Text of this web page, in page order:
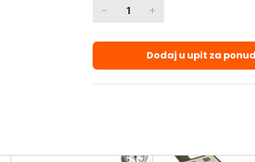
Quantity
- +
Dodaj u upit za